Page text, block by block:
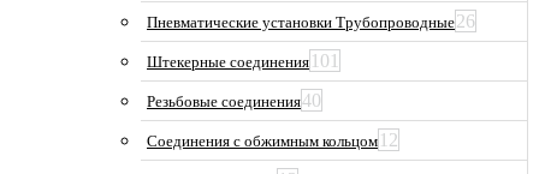
Пневматические установки Трубопроводные26
Штекерные соединения 101
Резьбовые соединения40
Соединения с обжимным кольцом 12